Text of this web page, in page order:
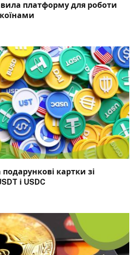
платформу для роботи
подарункові картки зі
і USDC